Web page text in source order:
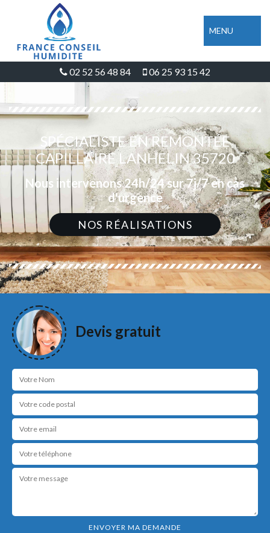
MENU
02 52 56 48 84 06 25 93 15 42
SPÉCIALISTE EN REMONTÉE
CAPILLAIRE LANHELIN 35720
Nous intervenons 24h/24 sur 7j/7 en cas
d'urgence
NOS RÉALISATIONS
Devis gratuit